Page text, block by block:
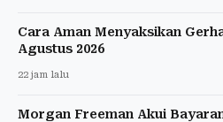
Cara Aman Menyaksikan
Agustus 2026
22 jam lalu
Morgan Freeman Akui